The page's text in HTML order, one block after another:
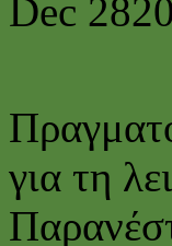
Dec 28
για τη